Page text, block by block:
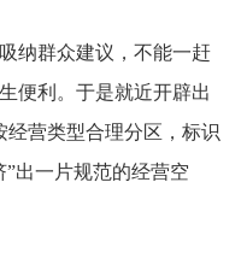
群众建议，不能一赶
便利。于是就近开辟出
经营类型合理分区，标识
出一片规范的经营空